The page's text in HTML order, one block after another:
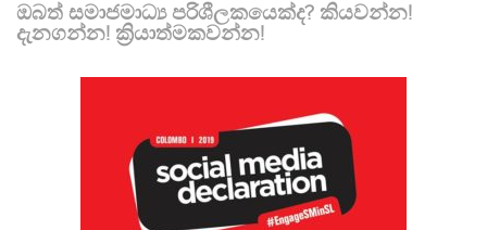
ඔබත් සමාජමාධ්‍ය පරිශීලකයෙක්ද? කියවන්න!
දැනගන්න! ක්‍රියාත්මකවන්න!